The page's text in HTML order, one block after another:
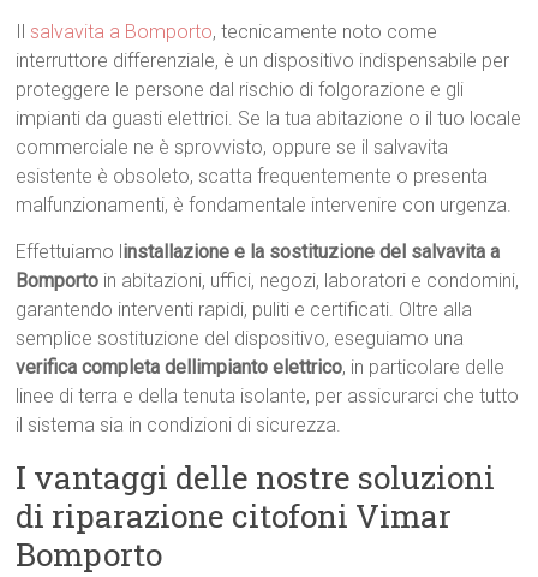
salvavita a Bomporto, tecnicamente noto come
interruttore differenziale, è un dispositivo indispensabile per
proteggere le persone dal rischio di folgorazione e gli
impianti da guasti elettrici. Se la tua abitazione o il tuo locale
commerciale ne è sprovvisto, oppure se il salvavita
esistente è obsoleto, scatta frequentemente o presenta
malfunzionamenti, è fondamentale intervenire con urgenza.
Effettuiamo l installazione e la sostituzione del salvavita a
Bomporto in abitazioni, uffici, negozi, laboratori e condomini,
garantendo interventi rapidi, puliti e certificati. Oltre alla
semplice sostituzione del dispositivo, eseguiamo una
verifica completa dellimpianto elettrico, in particolare delle
linee di terra e della tenuta isolante, per assicurarci che tutto
il sistema sia in condizioni di sicurezza.
I vantaggi delle nostre soluzioni
di riparazione citofoni Vimar
Bomporto